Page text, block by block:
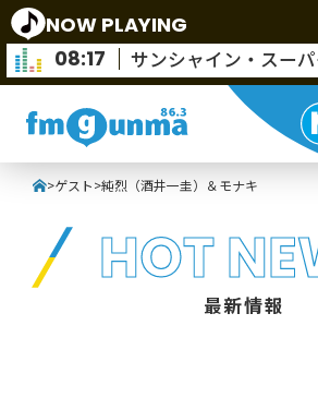
NOW PLAYING
08:17 サンシャイン・スー
>ゲスト>純烈（酒井一圭）＆モナキ
HOT
最新情報